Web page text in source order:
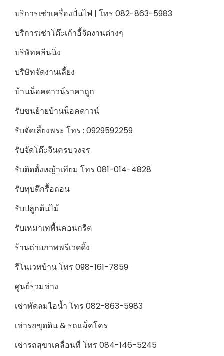
บริการเช่าเครื่องปั่นไฟ | โทร 082-863-5983
บริการเช่าโต๊ะเก้าอี้จัดงานต่างๆ
บริษัทคลีนนิ่ง
บริษัทจัดงานเลี้ยง
บ้านน็อคดาวน์ราคาถูก
รับขนย้ายบ้านน็อคดาวน์
รับจัดเลี้ยงพระ โทร : 0929592259
รับจัดโต๊ะจีนครบวงจร
รับติดตั้งหญ้าเทียม โทร 081-014-4828
รับทุบตึกรื้อถอน
รับปลูกต้นไม้
รับเหมาเทพื้นคอนกรีต
ร้านถ่ายภาพพรีเวดดิ้ง
รีโนเวทบ้าน โทร 098-161-7859
ศูนย์รวมช่าง
เช่าพัดลมไอน้ำ โทร 082-863-5983
เช่ารถขุดดิน & รถแม็คโคร
เช่ารถสุขาเคลื่อนที่ โทร 084-146-5245